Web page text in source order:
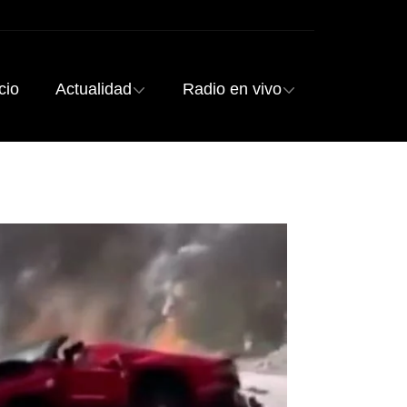
Actualidad Radio en vivo